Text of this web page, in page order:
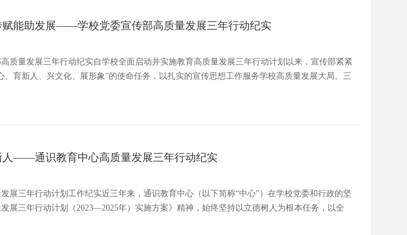
赋能助发展——学校党委宣传部高质量发展三年行动纪实
量发展三年行动纪实自学校全面启动并实施教育高质量发展三年行动计划以来，宣传部紧紧
育新人、兴文化、展形象”的使命任务，以扎实的宣传思想工作服务学校高质量发展大局。三
人——通识教育中心高质量发展三年行动纪实
三年行动计划工作纪实近三年来，通识教育中心（以下简称“中心”）在学校党委和行政的坚
展三年行动计划（2023—2025年）实施方案》精神，始终坚持以立德树人为根本任务，以全